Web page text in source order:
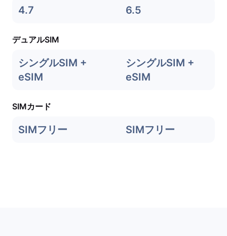
4.7 6.5
デュアルSIM
シングルSIM +
eSIM
シングルSIM +
eSIM
SIMカード
SIMフリー SIMフリー